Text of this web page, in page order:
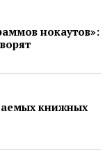
нокаутов»:
книжных